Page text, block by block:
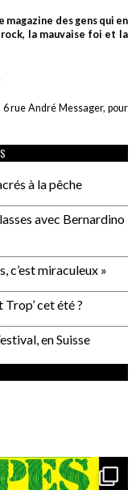
des gens qui en
la mauvaise foi et la
6 rue André Messager, pour
à la pêche
avec Bernardino
c’est miraculeux »
cet été ?
en Suisse